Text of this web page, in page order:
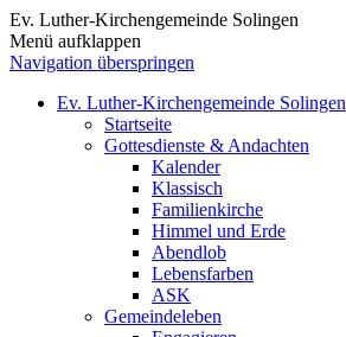
Ev. Luther-Kirchengemeinde Solingen
Menü aufklappen
Navigation überspringen
Ev. Luther-Kirchengemeinde Solingen
Startseite
Gottesdienste & Andachten
Kalender
Klassisch
Familienkirche
Himmel und Erde
Abendlob
Lebensfarben
ASK
Gemeindeleben